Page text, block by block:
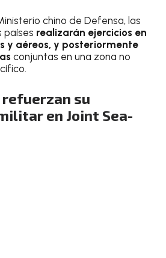
chino de Defensa, las
países realizarán ejercicios en
y aéreos, y posteriormente
conjuntas en una zona no
refuerzan su
en Joint Sea-